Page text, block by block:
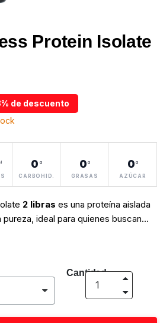
Protein Isolate
de descuento
0 g
CARBOHID.
0 g
GRASAS
0 g
AZÚCAR
2 libras es una proteína aislada
ideal para quienes buscan
calorías, carbohidratos y grasa.
a la recuperación muscular
Aumenta la Masa Muscular.
consumo post-entrenamiento o en
cuando necesitas proteína limpia.
Cantidad